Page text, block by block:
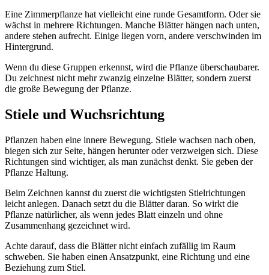
Eine Zimmerpflanze hat vielleicht eine runde Gesamtform. Oder sie
wächst in mehrere Richtungen. Manche Blätter hängen nach unten,
andere stehen aufrecht. Einige liegen vorn, andere verschwinden im
Hintergrund.
Wenn du diese Gruppen erkennst, wird die Pflanze überschaubarer.
Du zeichnest nicht mehr zwanzig einzelne Blätter, sondern zuerst
die große Bewegung der Pflanze.
Stiele und Wuchsrichtung
Pflanzen haben eine innere Bewegung. Stiele wachsen nach oben,
biegen sich zur Seite, hängen herunter oder verzweigen sich. Diese
Richtungen sind wichtiger, als man zunächst denkt. Sie geben der
Pflanze Haltung.
Beim Zeichnen kannst du zuerst die wichtigsten Stielrichtungen
leicht anlegen. Danach setzt du die Blätter daran. So wirkt die
Pflanze natürlicher, als wenn jedes Blatt einzeln und ohne
Zusammenhang gezeichnet wird.
Achte darauf, dass die Blätter nicht einfach zufällig im Raum
schweben. Sie haben einen Ansatzpunkt, eine Richtung und eine
Beziehung zum Stiel.